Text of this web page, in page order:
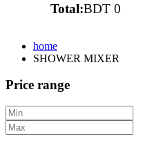
Total:BDT 0
home
SHOWER MIXER
Price range